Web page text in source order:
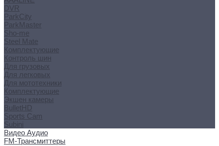
DVR
ParkCity
ParkMaster
Sho-me
Steel Mate
Комплектующие
Контроль шин
Для грузовых
Для легковых
Для мототехники
Комплектующие
Экшен камеры
BulletHD
Sports Cam
Subini
Видео Аудио
FM-Трансмиттеры